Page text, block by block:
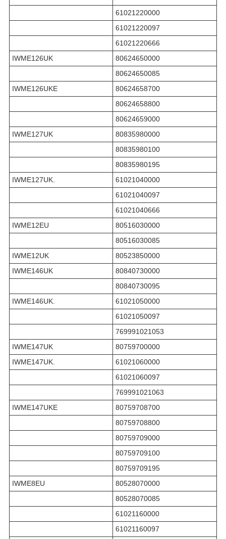
61021220000
61021220097
61021220666
IWME126UK
80624650000
80624650085
IWME126UKE
80624658700
80624658800
80624659000
IWME127UK
80835980000
80835980100
80835980195
IWME127UK.
61021040000
61021040097
61021040666
IWME12EU
80516030000
80516030085
IWME12UK
80523850000
IWME146UK
80840730000
80840730095
IWME146UK.
61021050000
61021050097
769991021053
IWME147UK
80759700000
IWME147UK.
61021060000
61021060097
769991021063
IWME147UKE
80759708700
80759708800
80759709000
80759709100
80759709195
IWME8EU
80528070000
80528070085
61021160000
61021160097